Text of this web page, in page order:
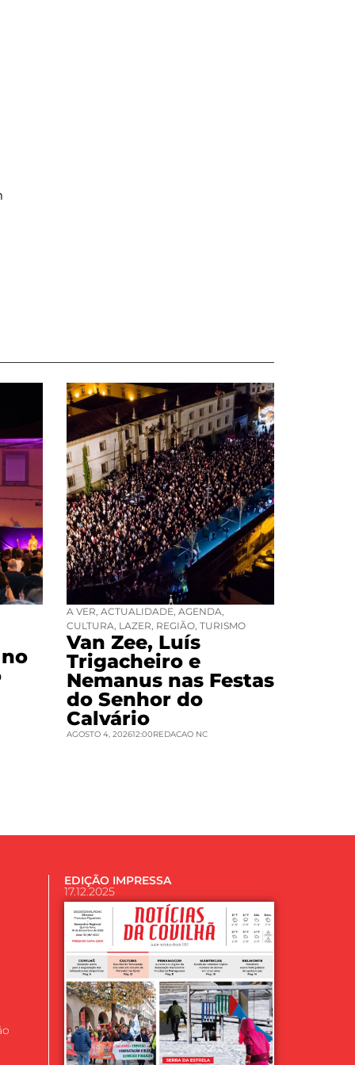
A VER, ACTUALIDADE, AGENDA,
CULTURA, LAZER, REGIÃO, TURISMO
Van Zee, Luís
Trigacheiro e
Nemanus nas Festas
do Senhor do
Calvário
AGOSTO 4, 202612:00REDACAO NC
EDIÇÃO IMPRESSA
17.12.2025